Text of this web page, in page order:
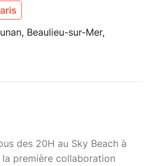
Beaulieu-sur-Mer,
des 20H au Sky Beach à
première collaboration